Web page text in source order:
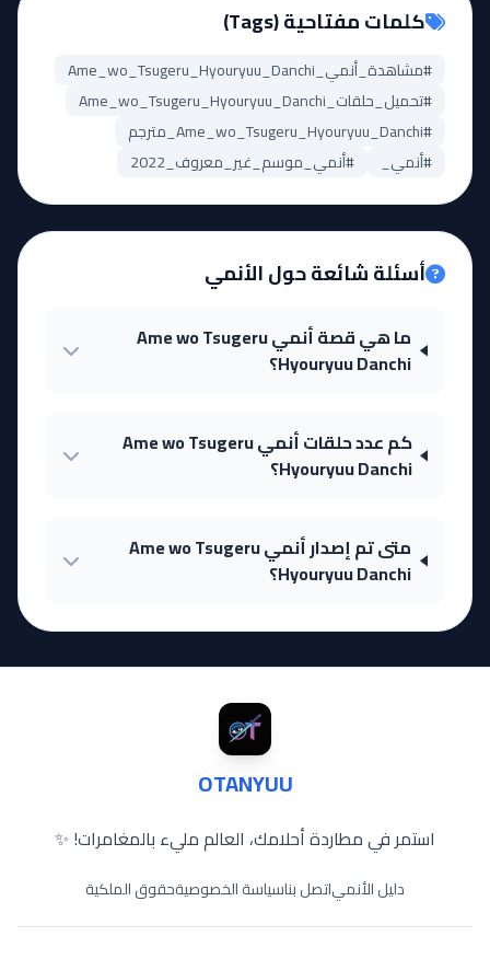
كلمات مفتاحية (Tags)
#مشاهدة_أنمي_Ame_wo_Tsugeru_Hyouryuu_Danchi
#تحميل_حلقات_Ame_wo_Tsugeru_Hyouryuu_Danchi
#Ame_wo_Tsugeru_Hyouryuu_Danchi_مترجم
#أنمي_
#أنمي_موسم_غير_معروف_2022
أسئلة شائعة حول الأنمي
ما هي قصة أنمي Ame wo Tsugeru
Hyouryuu Danchi؟
كم عدد حلقات أنمي Ame wo Tsugeru
Hyouryuu Danchi؟
متى تم إصدار أنمي Ame wo Tsugeru
Hyouryuu Danchi؟
OTANYUU
استمر في مطاردة أحلامك، العالم مليء بالمغامرات! ✨
دليل الأنمياتصل بناسياسة الخصوصيةحقوق الملكية